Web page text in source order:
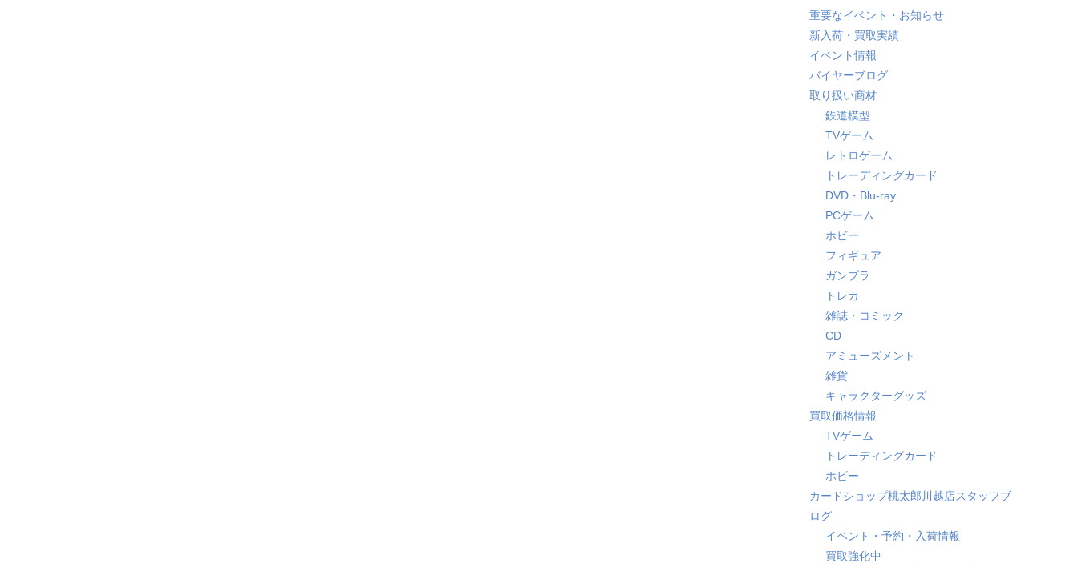
重要なイベント・お知らせ
新入荷・買取実績
イベント情報
バイヤーブログ
取り扱い商材
鉄道模型
TVゲーム
レトロゲーム
トレーディングカード
DVD・Blu-ray
PCゲーム
ホビー
フィギュア
ガンプラ
トレカ
雑誌・コミック
CD
アミューズメント
雑貨
キャラクターグッズ
買取価格情報
TVゲーム
トレーディングカード
ホビー
カードショップ桃太郎川越店スタッフブ
ログ
イベント・予約・入荷情報
買取強化中